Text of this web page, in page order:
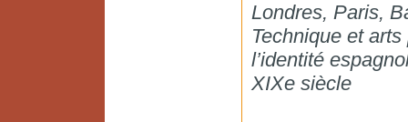
Londres, Paris,
Technique et
l’identité
XIXe siècle